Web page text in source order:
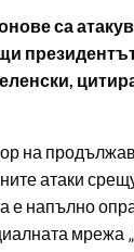
са
на
атаки
е напълно
мрежа